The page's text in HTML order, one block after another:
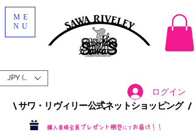
JPY (¥)
ログイン
\ サワ・リヴィリー公式ネットショッピング /​
購入者様全員 プレゼント梱包 にて お届け！！
ME
NU